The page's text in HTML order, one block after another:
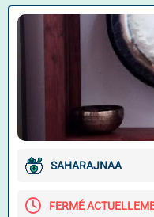
SAHARAJNAA
FERMÉ